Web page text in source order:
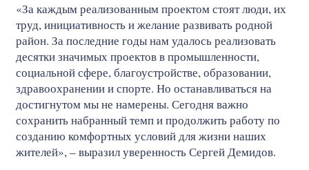
«За каждым реализованным проектом стоят люди, их
труд, инициативность и желание развивать родной
район. За последние годы нам удалось реализовать
десятки значимых проектов в промышленности,
социальной сфере, благоустройстве, образовании,
здравоохранении и спорте. Но останавливаться на
достигнутом мы не намерены. Сегодня важно
сохранить набранный темп и продолжить работу по
созданию комфортных условий для жизни наших
жителей», – выразил уверенность Сергей Демидов.